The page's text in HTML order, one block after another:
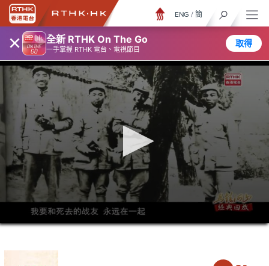
× 全新 RTHK On The Go
一手掌握 RTHK 電台、電視節目
取得
ENG / 簡
seconds